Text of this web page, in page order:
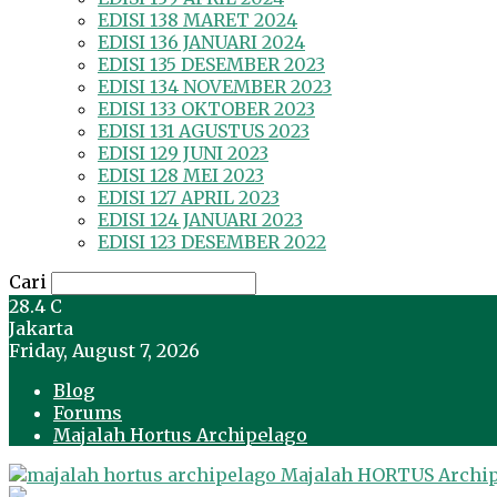
EDISI 138 MARET 2024
EDISI 136 JANUARI 2024
EDISI 135 DESEMBER 2023
EDISI 134 NOVEMBER 2023
EDISI 133 OKTOBER 2023
EDISI 131 AGUSTUS 2023
EDISI 129 JUNI 2023
EDISI 128 MEI 2023
EDISI 127 APRIL 2023
EDISI 124 JANUARI 2023
EDISI 123 DESEMBER 2022
Cari
28.4 C
Jakarta
Friday, August 7, 2026
Blog
Forums
Majalah Hortus Archipelago
Majalah HORTUS